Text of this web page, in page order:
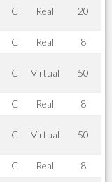
C Real 20
C Real
8
C Virtual 50
C Real
8
C Virtual 50
C Real
8